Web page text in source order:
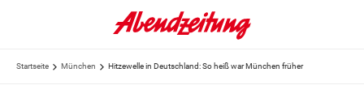
Startseite München Hitzewelle in Deutschland: So heiß war München früher